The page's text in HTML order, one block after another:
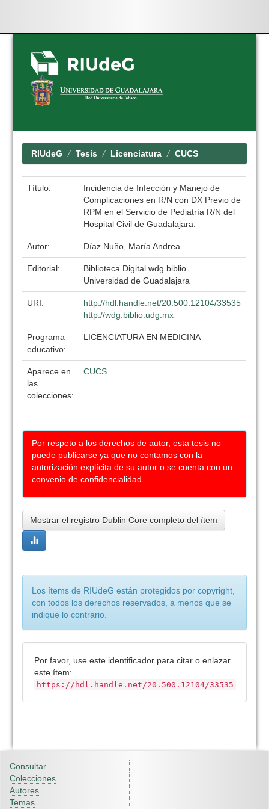
Skip
navigation
RIUdeG Tesis Licenciatura CUCS
Título:
Incidencia de Infección y Manejo de
Complicaciones en R/N con DX Previo de
RPM en el Servicio de Pediatría R/N del
Hospital Civil de Guadalajara.
Autor: Díaz Nuño, María Andrea
Editorial:
Biblioteca Digital wdg.biblio
Universidad de Guadalajara
URI:
http://hdl.handle.net/20.500.12104/33535
http://wdg.biblio.udg.mx
Programa
educativo:
LICENCIATURA EN MEDICINA
Aparece en
las
colecciones:
CUCS
Por respeto a los derechos de autor, esta tesis no
puede publicarse ya que no contamos con la
autorización explícita de su autor o se cuenta con un
convenio de confidencialidad
Mostrar el registro Dublin Core completo del ítem
Los ítems de RIUdeG están protegidos por copyright,
con todos los derechos reservados, a menos que se
indique lo contrario.
Por favor, use este identificador para citar o enlazar
este ítem:
https://hdl.handle.net/20.500.12104/33535
Consultar
Colecciones
Autores
Temas